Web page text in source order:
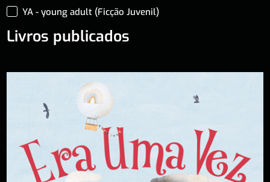
YA - young adult (Ficção Juvenil)
Livros publicados